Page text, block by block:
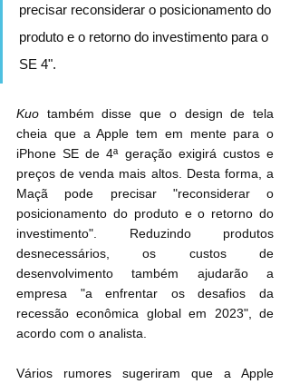
precisar reconsiderar o posicionamento do
produto e o retorno do investimento para o
SE 4".
Kuo também disse que o design de tela
cheia que a Apple tem em mente para o
‌iPhone SE‌ de 4ª geração exigirá custos e
preços de venda mais altos. Desta forma, a
Maçã pode precisar "reconsiderar o
posicionamento do produto e o retorno do
investimento". Reduzindo produtos
desnecessários, os custos de
desenvolvimento também ajudarão a
empresa "a enfrentar os desafios da
recessão econômica global em 2023", de
acordo com o analista.
Vários rumores sugeriram que a Apple